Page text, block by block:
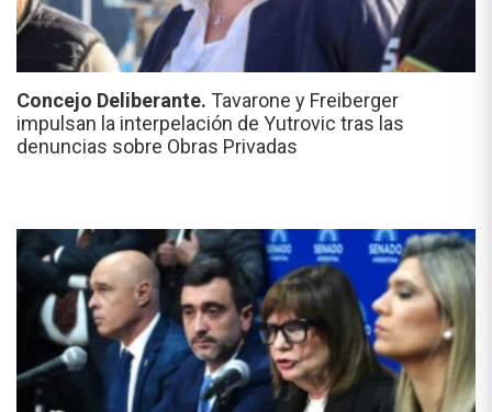
Concejo Deliberante. Tavarone y Freiberger
impulsan la interpelación de Yutrovic tras las
denuncias sobre Obras Privadas